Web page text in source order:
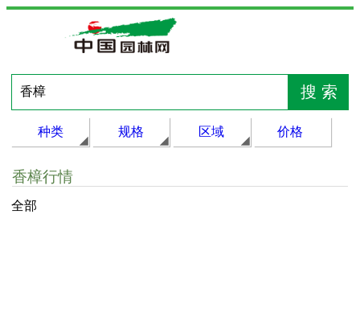
种类 规格 区域 价格
香樟行情
全部